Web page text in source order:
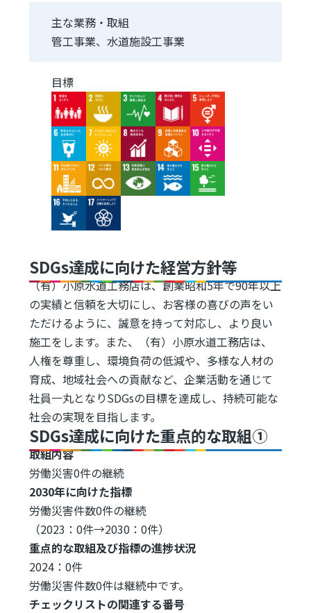
主な業務・取組
管工事業、水道施設工事業
目標
Image
Image Image Image Image
Image Image Image Image Image
Image Image Image Image Image
Image Image
SDGs達成に向けた経営方針等
（有）小原水道工務店は、創業昭和5年で90年以上
の実績と信頼を大切にし、お客様の喜びの声をい
ただけるように、誠意を持って対応し、より良い
施工をします。また、（有）小原水道工務店は、
人権を尊重し、環境負荷の低減や、多様な人材の
育成、地域社会への貢献など、企業活動を通じて
社員一丸となりSDGsの目標を達成し、持続可能な
社会の実現を目指します。
SDGs達成に向けた重点的な取組①
取組内容
労働災害0件の継続
2030年に向けた指標
労働災害件数0件の継続
（2023：0件→2030：0件）
重点的な取組及び指標の進捗状況
2024：0件
労働災害件数0件は継続中です。
チェックリストの関連する番号